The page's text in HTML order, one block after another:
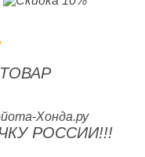
Хонда.ру
ТОВАР
РОССИИ!!!